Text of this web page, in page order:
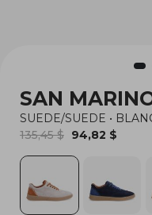
SAN
SUEDE/SUEDE •
135,45 $ 94,82 $